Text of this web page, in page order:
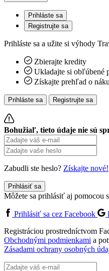
Prihláste sa
Registrujte sa
Prihláste sa a užite si výhody
Zbierajte kredity
Ukladajte si obľúbené
Získajte prehľad o
Prihláste sa Registrujte sa
Bohužiaľ, tieto údaje nie sú
Zabudli ste heslo? Získajte nové!
Prihlásiť sa
Môžete sa prihlásiť aj pomocou
Prihlásiť sa cez Facebook
Registráciou prostredníctvom
Obchodnými podmienkami a
Zásadami ochrany osobných